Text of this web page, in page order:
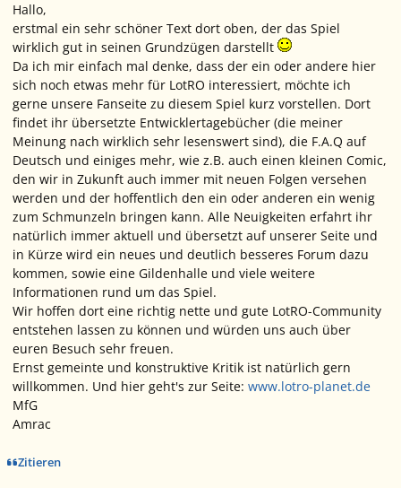
Hallo,
erstmal ein sehr schöner Text dort oben, der das Spiel
wirklich gut in seinen Grundzügen darstellt
Da ich mir einfach mal denke, dass der ein oder andere hier
sich noch etwas mehr für LotRO interessiert, möchte ich
gerne unsere Fanseite zu diesem Spiel kurz vorstellen. Dort
findet ihr übersetzte Entwicklertagebücher (die meiner
Meinung nach wirklich sehr lesenswert sind), die F.A.Q auf
Deutsch und einiges mehr, wie z.B. auch einen kleinen Comic,
den wir in Zukunft auch immer mit neuen Folgen versehen
werden und der hoffentlich den ein oder anderen ein wenig
zum Schmunzeln bringen kann. Alle Neuigkeiten erfahrt ihr
natürlich immer aktuell und übersetzt auf unserer Seite und
in Kürze wird ein neues und deutlich besseres Forum dazu
kommen, sowie eine Gildenhalle und viele weitere
Informationen rund um das Spiel.
Wir hoffen dort eine richtig nette und gute LotRO-Community
entstehen lassen zu können und würden uns auch über
euren Besuch sehr freuen.
Ernst gemeinte und konstruktive Kritik ist natürlich gern
willkommen. Und hier geht's zur Seite: www.lotro-planet.de
MfG
Amrac
Zitieren